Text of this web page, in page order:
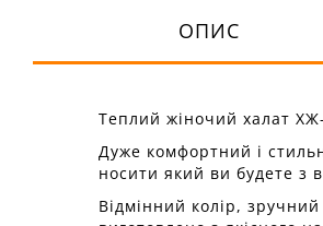
ОПИС
Теплий жіночий халат
Дуже комфортний і
носити який ви будете з
Відмінний колір,